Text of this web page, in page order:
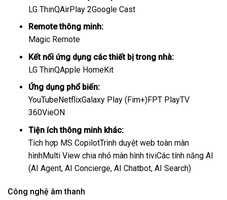
LG ThinQAirPlay 2Google Cast
Remote thông minh:
Magic Remote
Kết nối ứng dụng các thiết bị trong nhà:
LG ThinQApple HomeKit
Ứng dụng phổ biến:
YouTubeNetflixGalaxy Play (Fim+)FPT PlayTV
360VieON
Tiện ích thông minh khác:
Tích hợp MS CopilotTrình duyệt web toàn màn
hìnhMulti View chia nhỏ màn hình tiviCác tính năng AI
(AI Agent, AI Concierge, AI Chatbot, AI Search)
Công nghệ âm thanh